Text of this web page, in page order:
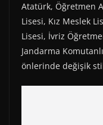
Atatürk, Öğretmen
Lisesi, Kız Meslek
Lisesi, İvriz
Jandarma
önlerinde değişik